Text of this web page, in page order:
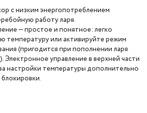
с низким энергопотреблением
работу ларя.
— простое и понятное: легко
температуру или активируйте режим
(пригодится при пополнении ларя
Электронное управление в верхней части
настройки температуры дополнительно